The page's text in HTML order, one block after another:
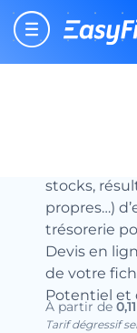
Accueil
Fichiers
Fichier des
Fichier
stocks,
propres…)
trésorerie
Devis en
de votre
Potentiel et
À partir de
Tarif dégressif